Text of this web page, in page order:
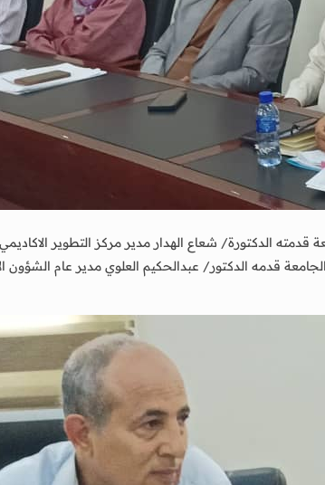
الدكتورة/ شعاع الهدار مدير مركز التطوير
قدمه الدكتور/ عبدالحكيم العلوي مدير عام الشؤون